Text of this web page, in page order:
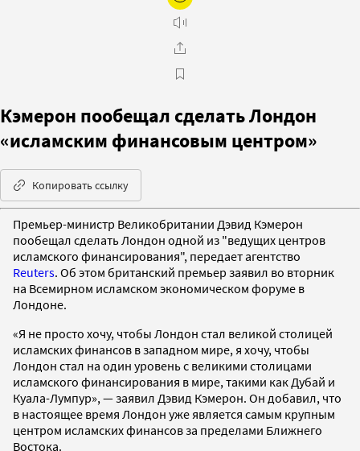
Кэмерон пообещал сделать Лондон
«исламским финансовым центром»
Копировать ссылку
Премьер-министр Великобритании Дэвид Кэмерон
пообещал сделать Лондон одной из "ведущих центров
исламского финансирования", передает агентство
Reuters. Об этом британский премьер заявил во вторник
на Всемирном исламском экономическом форуме в
Лондоне.
«Я не просто хочу, чтобы Лондон стал великой столицей
исламских финансов в западном мире, я хочу, чтобы
Лондон стал на один уровень с великими столицами
исламского финансирования в мире, такими как Дубай и
Куала-Лумпур», — заявил Дэвид Кэмерон. Он добавил, что
в настоящее время Лондон уже является самым крупным
центром исламских финансов за пределами Ближнего
Востока.